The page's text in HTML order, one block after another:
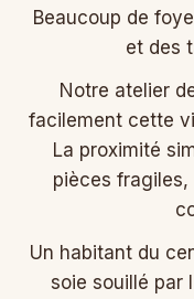
Beaucoup de
et des
Notre atelier
facilement cette
La proximité
pièces
Un habitant du
soie souillé par